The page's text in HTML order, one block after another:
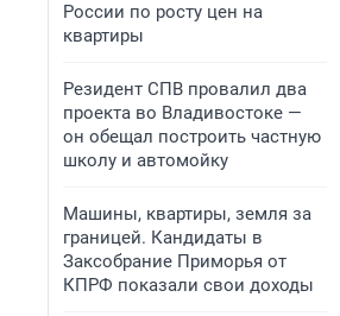
России по росту цен на
квартиры
Резидент СПВ провалил два
проекта во Владивостоке —
он обещал построить частную
школу и автомойку
Машины, квартиры, земля за
границей. Кандидаты в
Заксобрание Приморья от
КПРФ показали свои доходы